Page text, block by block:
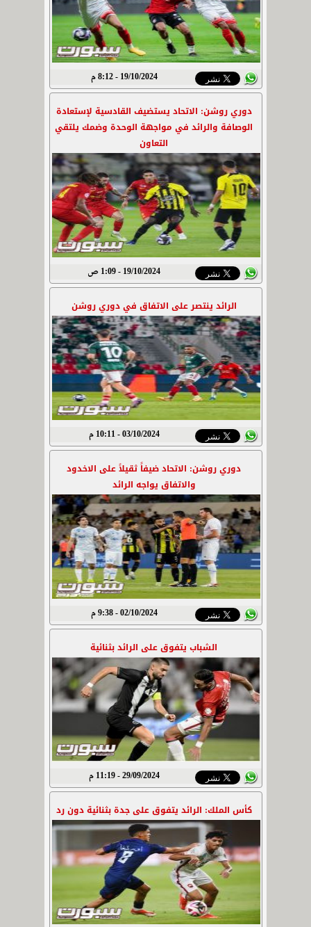
19/10/2024 - 8:12 م
دوري روشن: الاتحاد يستضيف القادسية لإستعادة
الوصافة والرائد في مواجهة الوحدة وضمك يلتقي
التعاون
19/10/2024 - 1:09 ص
الرائد ينتصر على الاتفاق في دوري روشن
03/10/2024 - 10:11 م
دوري روشن: الاتحاد ضيفاً ثقيلاً على الاخدود
والاتفاق يواجه الرائد
02/10/2024 - 9:38 م
الشباب يتفوق على الرائد بثنائية
29/09/2024 - 11:19 م
كأس الملك: الرائد يتفوق على جدة بثنائية دون رد